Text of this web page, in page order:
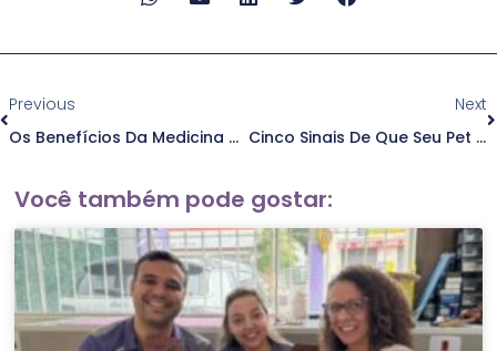
Previous
Os Benefícios Da Medicina Veterinária Integrativa Para Seu Pet
Next
Cinco Sinais De Que Seu Pet Precisa De Atendimento Veterinário Especializado
Você também pode gostar: